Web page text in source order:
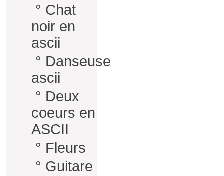
° Chat
noir en
ascii
° Danseuse
ascii
° Deux
coeurs en
ASCII
° Fleurs
° Guitare